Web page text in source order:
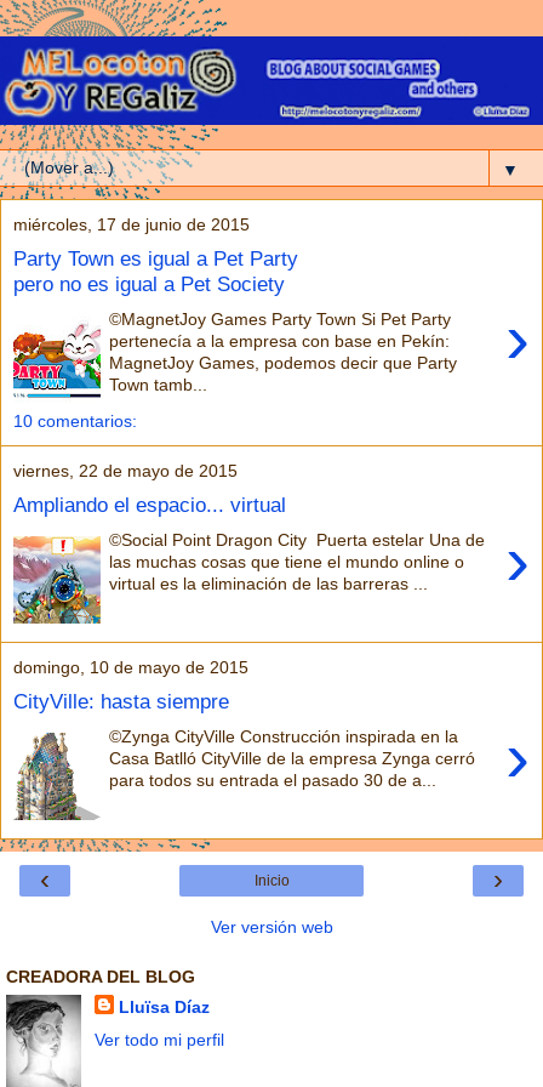
▼
miércoles, 17 de junio de 2015
Party Town es igual a Pet Party
pero no es igual a Pet Society
›
©MagnetJoy Games Party Town Si Pet Party
pertenecía a la empresa con base en Pekín:
MagnetJoy Games, podemos decir que Party
Town tamb...
10 comentarios:
viernes, 22 de mayo de 2015
Ampliando el espacio... virtual
›
©Social Point Dragon City Puerta estelar Una de
las muchas cosas que tiene el mundo online o
virtual es la eliminación de las barreras ...
domingo, 10 de mayo de 2015
CityVille: hasta siempre
›
©Zynga CityVille Construcción inspirada en la
Casa Batlló CityVille de la empresa Zynga cerró
para todos su entrada el pasado 30 de a...
‹ ›
Inicio
Ver versión web
CREADORA DEL BLOG
Lluïsa Díaz
Ver todo mi perfil